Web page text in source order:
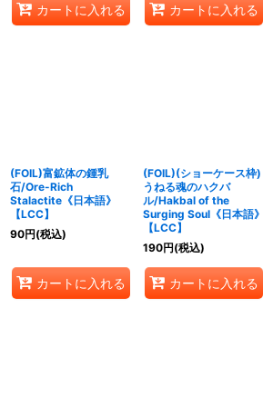
カートに入れる カートに入れる
(FOIL)富鉱体の鍾乳
石/Ore-Rich
Stalactite《日本語》
【LCC】
90円(税込)
カートに入れる
(FOIL)(ショーケース枠)
うねる魂のハクバ
ル/Hakbal of the
Surging Soul《日本語》
【LCC】
190円(税込)
カートに入れる